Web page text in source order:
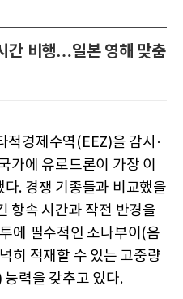
간 비행…일본 영해 맞춤
적경제수역(EEZ)을 감시·
가에 유로드론이 가장 이
. 경쟁 기종들과 비교했을
항속 시간과 작전 반경을
에 필수적인 소나부이(음
히 적재할 수 있는 고중량
력을 갖추고 있다.